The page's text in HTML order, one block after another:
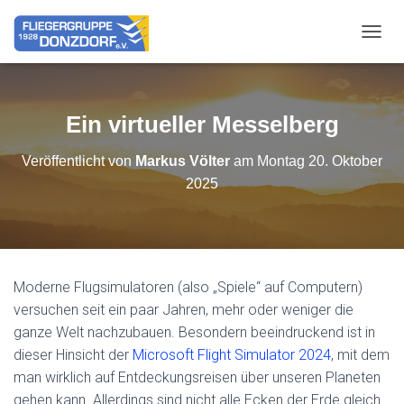
Ein virtueller Messelberg
Veröffentlicht vonMarkus Völter am Montag 20. Oktober
2025
Moderne Flugsimulatoren (also „Spiele“ auf Computern)
versuchen seit ein paar Jahren, mehr oder weniger die
ganze Welt nachzubauen. Besondern beeindruckend ist in
dieser Hinsicht der Microsoft Flight Simulator 2024, mit dem
man wirklich auf Entdeckungsreisen über unseren Planeten
gehen kann. Allerdings sind nicht alle Ecken der Erde gleich